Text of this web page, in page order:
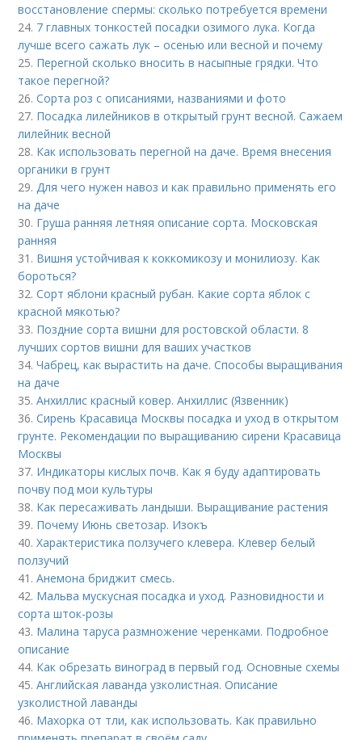
восстановление спермы: сколько потребуется времени
24. 7 главных тонкостей посадки озимого лука. Когда
лучше всего сажать лук – осенью или весной и почему
25. Перегной сколько вносить в насыпные грядки. Что
такое перегной?
26.Сорта роз с описаниями, названиями и фото
27. Посадка лилейников в открытый грунт весной. Сажаем
лилейник весной
28. Как использовать перегной на даче. Время внесения
органики в грунт
29. Для чего нужен навоз и как правильно применять его
на даче
30. Груша ранняя летняя описание сорта. Московская
ранняя
31. Вишня устойчивая к коккомикозу и монилиозу. Как
бороться?
32.Сорт яблони красный рубан. Какие сорта яблок с
красной мякотью?
33. Поздние сорта вишни для ростовской области. 8
лучших сортов вишни для ваших участков
34.Чабрец, как вырастить на даче. Способы выращивания
на даче
35.Анхиллис красный ковер. Анхиллис (Язвенник)
36.Сирень Красавица Москвы посадка и уход в открытом
грунте. Рекомендации по выращиванию сирени Красавица
Москвы
37. Индикаторы кислых почв. Как я буду адаптировать
почву под мои культуры
38. Как пересаживать ландыши. Выращивание растения
39. Почему Июнь светозар. Изокъ
40.Характеристика ползучего клевера. Клевер белый
ползучий
41.Анемона бриджит смесь.
42. Мальва мускусная посадка и уход. Разновидности и
сорта шток-розы
43. Малина таруса размножение черенками. Подробное
описание
44. Как обрезать виноград в первый год. Основные схемы
45.Английская лаванда узколистная. Описание
узколистной лаванды
46. Махорка от тли, как использовать. Как правильно